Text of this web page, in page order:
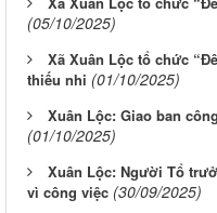
(05/10/2025)
Xã Xuân Lộc tổ chức
thiếu nhi (01/10/2025)
Xuân Lộc: Giao ban
(01/10/2025)
Xuân Lộc: Người Tổ
vì công việc (30/09/2025)